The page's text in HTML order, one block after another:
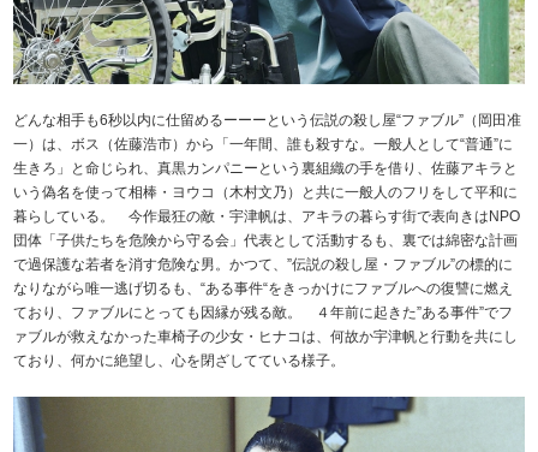
どんな相手も6秒以内に仕留めるーーーという伝説の殺し屋“ファブル”（岡田准
一）は、ボス（佐藤浩市）から「一年間、誰も殺すな。一般人として“普通”に
生きろ」と命じられ、真黒カンパニーという裏組織の手を借り、佐藤アキラと
いう偽名を使って相棒・ヨウコ（木村文乃）と共に一般人のフリをして平和に
暮らしている。 今作最狂の敵・宇津帆は、アキラの暮らす街で表向きはNPO
団体「子供たちを危険から守る会」代表として活動するも、裏では綿密な計画
で過保護な若者を消す危険な男。かつて、”伝説の殺し屋・ファブル”の標的に
なりながら唯一逃げ切るも、“ある事件“をきっかけにファブルへの復讐に燃え
ており、ファブルにとっても因縁が残る敵。 ４年前に起きた”ある事件”でフ
ァブルが救えなかった車椅子の少女・ヒナコは、 何故か宇津帆と行動を共にし
ており、何かに絶望し、心を閉ざしてている様子。